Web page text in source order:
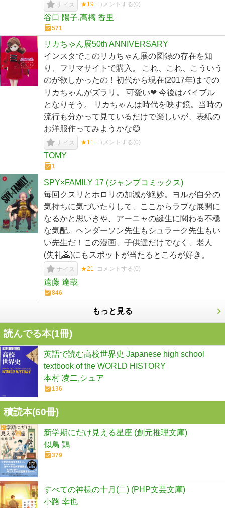
ナイス ★19 コメントする(0)
谷口 陽子,髙橋 香里
571
リカちゃん展50th ANNIVERSARY
インスタでこのリカちゃん展の図録の存在を知
り、フリマサイトで購入。 これ、これ、こういう
のが欲しかったの！初代から現在(2017年)までの
リカちゃんがズラリ。 可愛い❤ 今後はバイブル
となりそう。 リカちゃんは時代を映す鏡。当時の
流行も分かって見ているだけで楽しいが、表紙の
お洋服作ってみようかな😊
ナイス ★11 コメントする(0)
TOMY
1
SPY×FAMILY 17 (ジャンプコミックス)
毎回クスリとホロリの加減が絶妙。ヨルが自分の
気持ちに気づいたりして、ここからラブな展開に
なるかと思いきや、アーニャの誕生に関わる不穏
な気配。ヘンダーソン先生もシュラーク先生もい
い先生だ！この漫画、子供達だけでなく、老人
(失礼🙇)にもスポットが当たるところが好き。
ナイス ★21 コメントする(0)
遠藤 達哉
846
もっと見る
読んでる本(1冊)
英語で読む高校世界史 Japanese high school
textbook of the WORLD HISTORY
本村 凌二,シュア
136
積読本(60冊)
新学期にだけ見える星座 (創元推理文庫)
似鳥 鶏
379
すべての神様の十月(二) (PHP文芸文庫)
小路 幸也